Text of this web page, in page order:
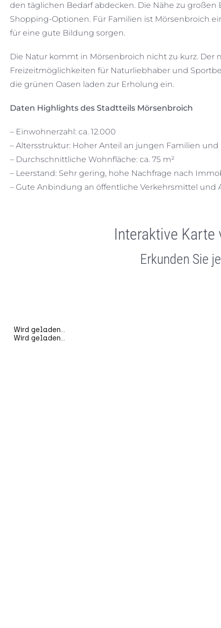
den täglichen Bedarf abdecken. Die Nähe zu
Shopping-Optionen. Für Familien ist Mörsenbroich
für eine gute Bildung sorgen.
Die Natur kommt in Mörsenbroich nicht zu kurz.
Freizeitmöglichkeiten für Naturliebhaber und
die grünen Oasen laden zur Erholung ein.
Daten Highlights des Stadtteils Mörsenbroich
– Einwohnerzahl: ca. 12.000
– Altersstruktur: Hoher Anteil an jungen Familien
– Durchschnittliche Wohnfläche: ca. 75 m²
– Leerstand: Sehr gering, hohe Nachfrage nach
– Gute Anbindung an öffentliche Verkehrsmittel und
Interaktive
Erkunden Sie